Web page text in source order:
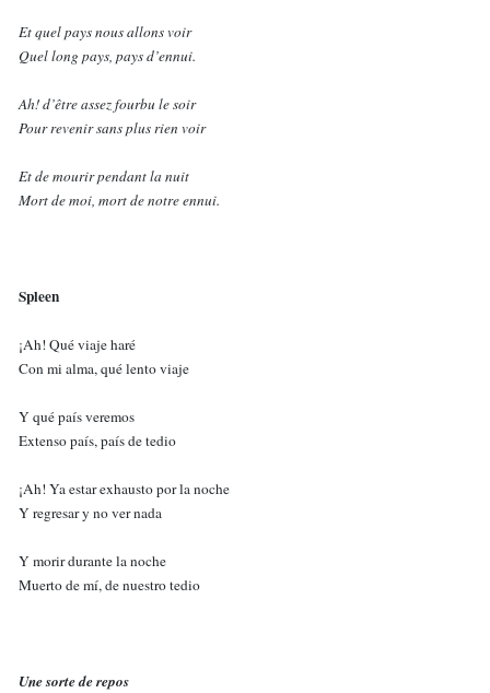
Et quel pays nous allons voir
Quel long pays, pays d’ennui.
Ah! d’être assez fourbu le soir
Pour revenir sans plus rien voir
Et de mourir pendant la nuit
Mort de moi, mort de notre ennui.
Spleen
¡Ah! Qué viaje haré
Con mi alma, qué lento viaje
Y qué país veremos
Extenso país, país de tedio
¡Ah! Ya estar exhausto por la noche
Y regresar y no ver nada
Y morir durante la noche
Muerto de mí, de nuestro tedio
Une sorte de repos